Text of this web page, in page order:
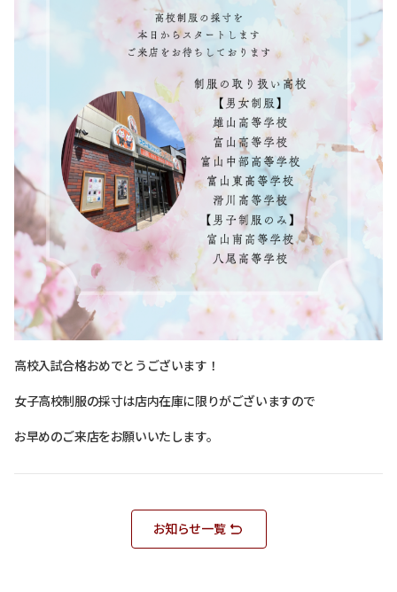
高校入試合格おめでとうございます！
女子高校制服の採寸は店内在庫に限りがございますので
お早めのご来店をお願いいたします。
お知らせ一覧